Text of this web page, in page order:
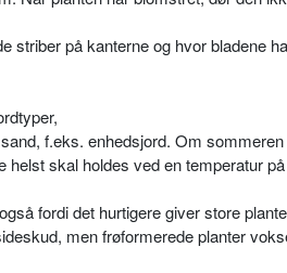
striber på kanterne og hvor bladene
f.eks. enhedsjord. Om
skal holdes ved en temperatur på
fordi det hurtigere giver store
men frøformerede planter